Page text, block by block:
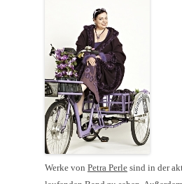
Werke von Petra Perle sind in der